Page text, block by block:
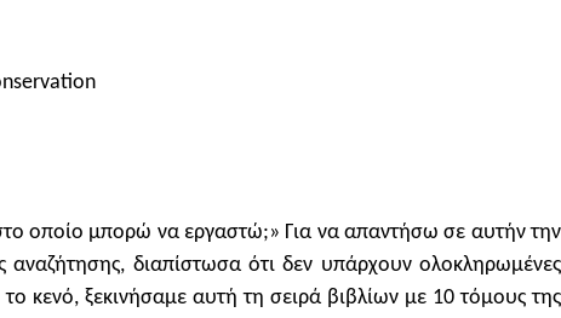
οποίο μπορώ να εργαστώ;» Για να απαντήσω σε αυτήν την
διαπίστωσα ότι δεν υπάρχουν ολοκληρωμένες
κενό, ξεκινήσαμε αυτή τη σειρά βιβλίων με 10 τόμους της